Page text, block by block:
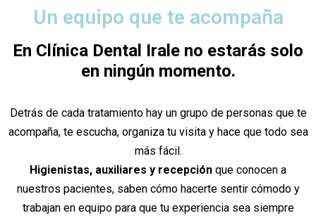
Un equipo que te acompaña
En Clínica Dental Irale no estarás solo
en ningún momento.
Detrás de cada tratamiento hay un grupo de personas que te
acompaña, te escucha, organiza tu visita y hace que todo sea
más fácil.
Higienistas, auxiliares y recepción que conocen a
nuestros pacientes, saben cómo hacerte sentir cómodo y
trabajan en equipo para que tu experiencia sea siempre